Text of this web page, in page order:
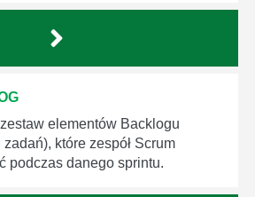
elementów Backlogu
które zespół Scrum
podczas danego sprintu.